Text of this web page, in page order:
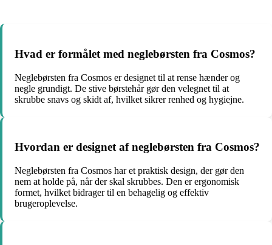
Hvad er formålet med neglebørsten fra Cosmos?
Neglebørsten fra Cosmos er designet til at rense hænder og
negle grundigt. De stive børstehår gør den velegnet til at
skrubbe snavs og skidt af, hvilket sikrer renhed og hygiejne.
Hvordan er designet af neglebørsten fra Cosmos?
Neglebørsten fra Cosmos har et praktisk design, der gør den
nem at holde på, når der skal skrubbes. Den er ergonomisk
formet, hvilket bidrager til en behagelig og effektiv
brugeroplevelse.